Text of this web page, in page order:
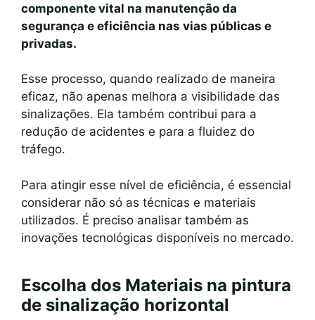
componente vital na manutenção da
segurança e eficiência nas vias públicas e
privadas.
Esse processo, quando realizado de maneira
eficaz, não apenas melhora a visibilidade das
sinalizações. Ela também contribui para a
redução de acidentes e para a fluidez do
tráfego.
Para atingir esse nível de eficiência, é essencial
considerar não só as técnicas e materiais
utilizados. É preciso analisar também as
inovações tecnológicas disponíveis no mercado.
Escolha dos Materiais na pintura
de sinalização horizontal